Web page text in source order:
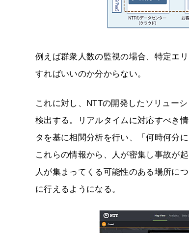
例えば群衆人数の監視の場合、特定エ
すればいいのか分からない。
これに対し、NTTの開発したソリュー
検出する。リアルタイムに対応すべき
タを基に相関分析を行い、「何時何分
これらの情報から、人が密集し事故が
人が集まってくる可能性のある場所に
に行えるようになる。